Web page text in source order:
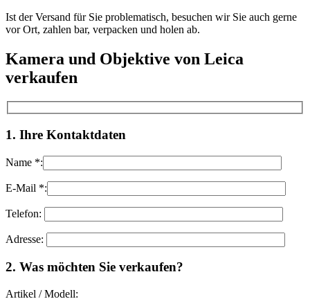
Ist der Versand für Sie problematisch, besuchen wir Sie auch gerne
vor Ort, zahlen bar, verpacken und holen ab.
Kamera und Objektive von Leica
verkaufen
1. Ihre Kontaktdaten
Name *:
E-Mail *:
Telefon:
Adresse:
Bitte lasse dieses Feld leer.
2. Was möchten Sie verkaufen?
Artikel / Modell: